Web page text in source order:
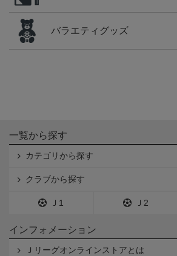
バラエティグッズ
一覧から探す
カテゴリから探す
クラブから探す
Ｊ1 Ｊ2
インフォメーション
Ｊリーグオンラインストアとは